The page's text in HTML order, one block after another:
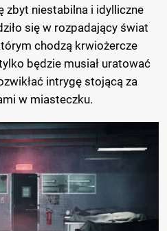
zbyt niestabilna i idylliczne
się w rozpadający świat
chodzą krwiożercze
będzie musiał uratować
intrygę stojącą za
w miasteczku.